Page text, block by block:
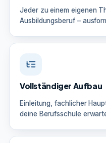
Jeder zu einem eigenen
Ausbildungsberuf –
Vollständiger Aufbau
Einleitung, fachlicher
deine Berufsschule